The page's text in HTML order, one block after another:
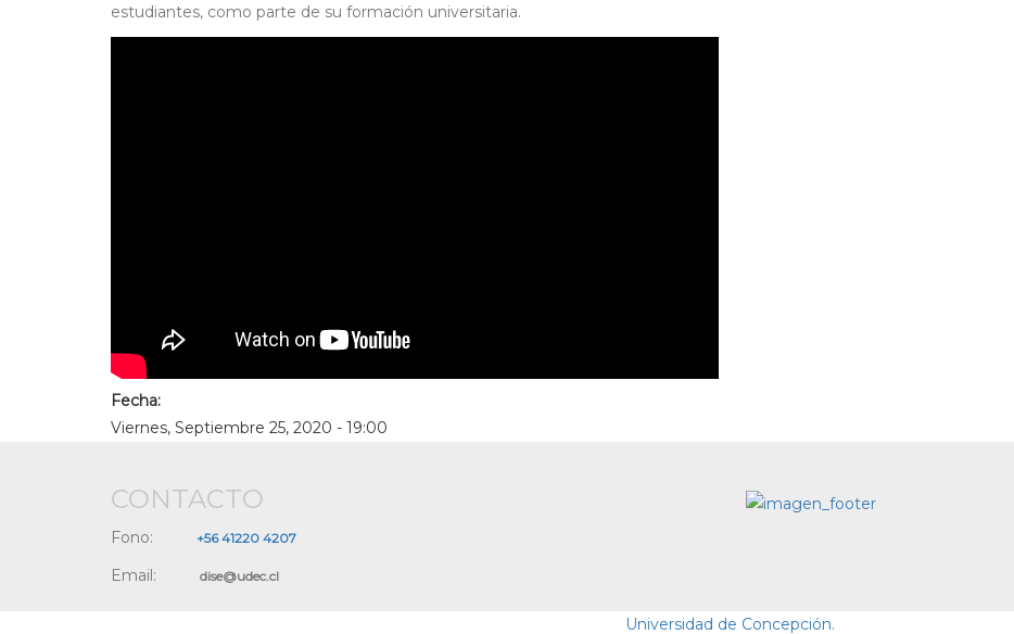
estudiantes, como parte de su formación universitaria.
Fecha:
Viernes, Septiembre 25, 2020 - 19:00
CONTACTO
Fono: +56 41220 4207
Email: dise@udec.cl
Universidad de Concepción.